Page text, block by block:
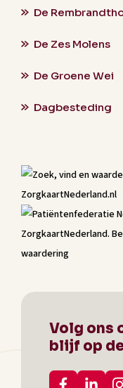
De
De Zes Molens
De Groene Wei
Dagbesteding
ZorgkaartNederland.
waardering
Volg ons
blijf op